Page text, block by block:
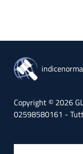
Copyright © 2026
02598580161 -